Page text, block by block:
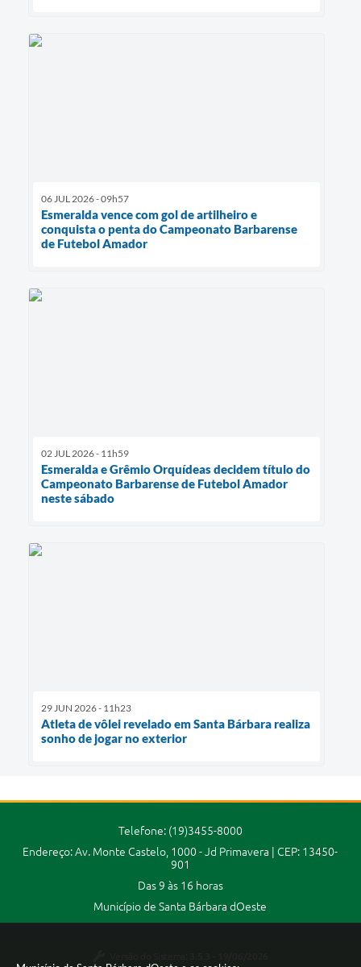
06 JUL 2026 - 09h57
Esmeralda vence com gol de artilheiro e
conquista o penta do Campeonato Barbarense
de Futebol Amador
02 JUL 2026 - 11h59
Esmeralda e Grêmio Orquídeas decidem título do
Campeonato Barbarense de Futebol Amador
neste sábado
29 JUN 2026 - 11h23
Atleta de vôlei revelado em Santa Bárbara realiza
sonho de jogar no exterior
Telefone: (19)3455-8000
Endereço: Av. Monte Castelo, 1000 - Jd Primavera | CEP: 13450-
901
Das 9 às 16 horas
Município de Santa Bárbara dOeste